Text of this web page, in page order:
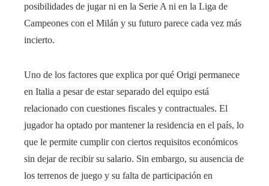
posibilidades de jugar ni en la Serie A ni en la Liga de
Campeones con el Milán y su futuro parece cada vez más
incierto.
Uno de los factores que explica por qué Origi permanece
en Italia a pesar de estar separado del equipo está
relacionado con cuestiones fiscales y contractuales. El
jugador ha optado por mantener la residencia en el país, lo
que le permite cumplir con ciertos requisitos económicos
sin dejar de recibir su salario. Sin embargo, su ausencia de
los terrenos de juego y su falta de participación en